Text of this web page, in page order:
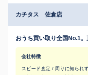
カチタス 佐倉店
おうち買い取り全国No.1。
会社特徴
スピード査定 / 周りに知られ